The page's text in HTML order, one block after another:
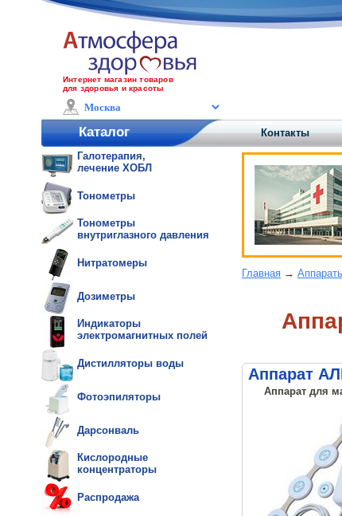
Интернет магазин товаров
для здоровья и красоты
Каталог Контакты
Галотерапия,
лечение ХОБЛ
Тонометры
Тонометры
внутриглазного давления
Нитратомеры
Дозиметры
Индикаторы
электромагнитных полей
Дистилляторы воды
Фотоэпиляторы
Дарсонваль
Кислородные
концентраторы
Распродажа
Главная →
Аппарат
Аппарат для